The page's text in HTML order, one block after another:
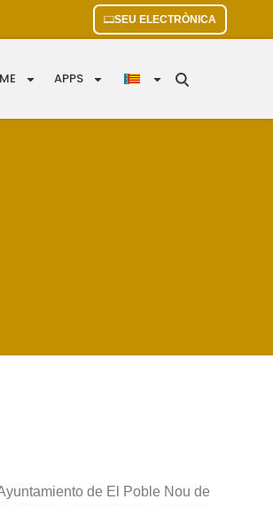
SEU ELECTRÒNICA
APPS
de El Poble Nou de